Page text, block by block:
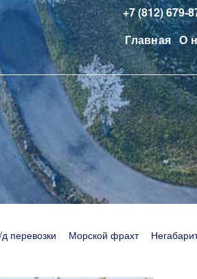
+7 (812) 679-
Главная О
перевозки Морской фрахт